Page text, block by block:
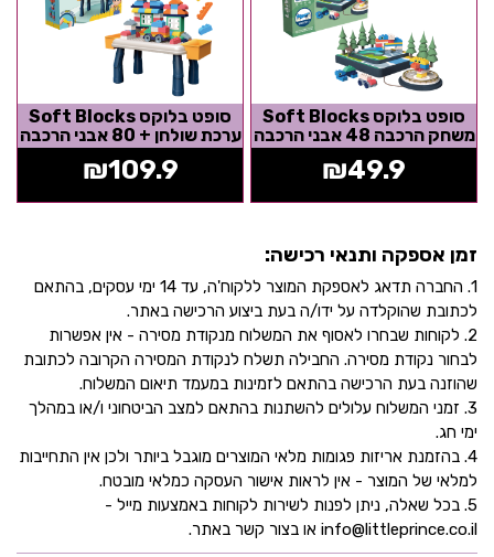
סופט בלוקס Soft Blocks
משחק הרכבה 48 אבני הרכבה
גמישות
₪49.9
סופט בלוקס Soft Blocks
ערכת שולחן + 80 אבני הרכבה
גמישות
₪109.9
זמן אספקה ותנאי רכישה:
1. החברה תדאג לאספקת המוצר ללקוח'ה, עד 14 ימי עסקים, בהתאם
לכתובת שהוקלדה על ידו/ה בעת ביצוע הרכישה באתר.
2. לקוחות שבחרו לאסוף את המשלוח מנקודת מסירה - אין אפשרות
לבחור נקודת מסירה. החבילה תשלח לנקודת המסירה הקרובה לכתובת
שהוזנה בעת הרכישה בהתאם לזמינות במעמד תיאום המשלוח.
3. זמני המשלוח עלולים להשתנות בהתאם למצב הביטחוני ו/או במהלך
ימי חג.
4. בהזמנת אריזות פגומות מלאי המוצרים מוגבל ביותר ולכן אין התחייבות
למלאי של המוצר - אין לראות אישור העסקה כמלאי מובטח.
5. בכל שאלה, ניתן לפנות לשירות לקוחות באמצעות מייל -
info@littleprince.co.il או בצור קשר באתר.